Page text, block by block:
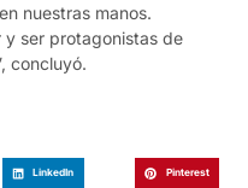
nuestras manos.
ser protagonistas de
concluyó.
LinkedIn Pinterest